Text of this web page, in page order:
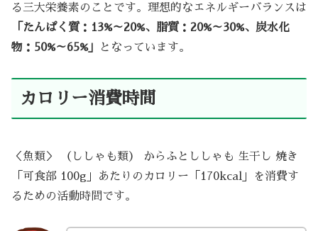
る三大栄養素のことです。理想的なエネルギーバランスは
「たんぱく質：13%～20%、脂質：20%～30%、炭水化
物：50%～65%」
となっています。
カロリー消費時間
＜魚類＞ （ししゃも類） からふとししゃも 生干し 焼き
「可食部 100g」あたりのカロリー「170kcal」を消費す
るための活動時間です。